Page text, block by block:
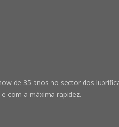
de 35 anos no sector dos
com a máxima rapidez.